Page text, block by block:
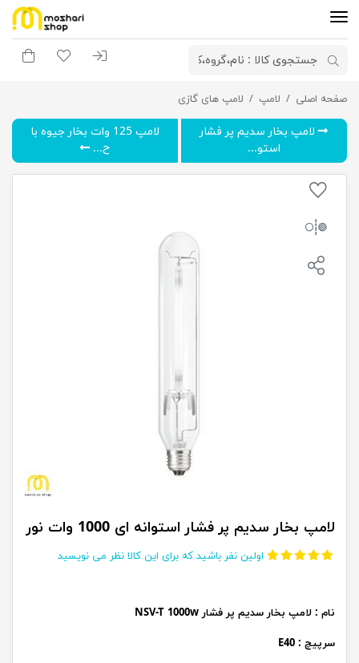
ورود به سیستم
لیست موردسبد
صفحه اصلی لامپ لامپ های گازی
لامپ بخار سدیم پر فشار استوانه ای 1000 وات نور
لامپ بخار سدیم پر فشار
استو...
لامپ 125 وات بخار جیوه با
ح...
لامپ بخار سدیم پر فشار استوانه ای 1000 وات نور
اولین نفر باشید که برای این کالا نظر می نویسید
نام : لامپ بخار سدیم پر فشار NSV-T 1000w
سرپیچ : E40